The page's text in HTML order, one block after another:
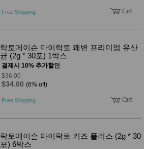
Free Shipping
락토메이슨 마이락토 쾌변 프리미엄 유산
균 (2g * 30포) 1박스
결제시 10% 추가할인
$36.00
$34.00 (6% off)
Free Shipping
락토메이슨 마이락토 키즈 플러스 (2g * 30
포) 6박스